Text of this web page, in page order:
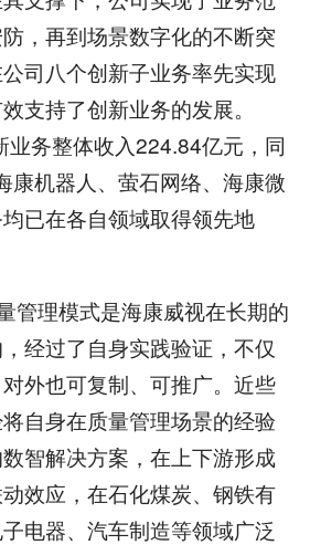
，再到场景数字化的不断突
司八个创新子业务率先实现
支持了创新业务的发展。
务整体收入224.84亿元，同
康机器人、萤石网络、海康微
已在各自领域取得领先地
理模式是海康威视在长期的
经过了自身实践验证，不仅
外也可复制、可推广。近些
自身在质量管理场景的经验
智解决方案，在上下游形成
效应，在石化煤炭、钢铁有
电器、汽车制造等领域广泛